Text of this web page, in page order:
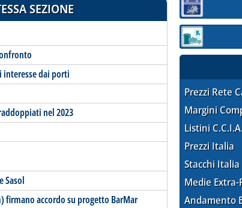
SEZIONE
dai porti
nel 2023
Sasol
firmano accordo su progetto BarMar
Sezione:
Sezione:
Prezzi Rete
Margini
Listini
Prezzi Italia
Stacchi Italia
Medie Extra-
Andamento